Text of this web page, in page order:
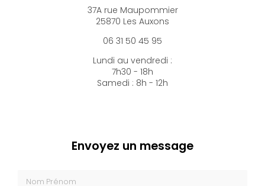
37A rue Maupommier
25870 Les Auxons
06 31 50 45 95
Lundi au vendredi :
7h30 - 18h
Samedi : 8h - 12h
Envoyez un message